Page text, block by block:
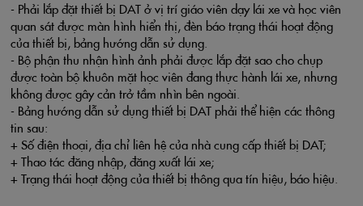
- Phải lắp đặt thiết bị DAT ở vị trí giáo viên dạy lái xe và học viên
quan sát được màn hình hiển thị, đèn báo trạng thái hoạt động
của thiết bị, bảng hướng dẫn sử dụng.
- Bộ phận thu nhận hình ảnh phải được lắp đặt sao cho chụp
được toàn bộ khuôn mặt học viên đang thực hành lái xe, nhưng
không được gây cản trở tầm nhìn bên ngoài.
- Bảng hướng dẫn sử dụng thiết bị DAT phải thể hiện các thông
tin sau:
+ Số điện thoại, địa chỉ liên hệ của nhà cung cấp thiết bị DAT;
+ Thao tác đăng nhập, đăng xuất lái xe;
+ Trạng thái hoạt động của thiết bị thông qua tín hiệu, báo hiệu.